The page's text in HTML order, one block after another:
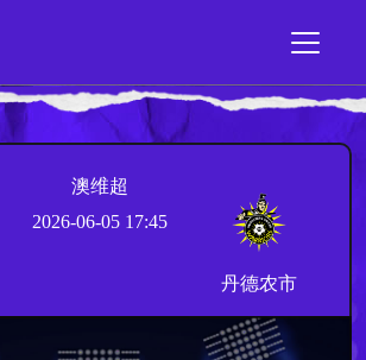
澳维超
2026-06-05 17:45
丹德农市